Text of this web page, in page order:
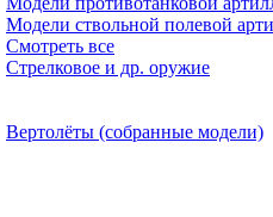
Модели ствольной полевой
Смотреть все
Стрелковое и др. оружие
Вертолёты (собранные модели)